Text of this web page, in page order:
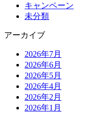
キャンペーン
未分類
アーカイブ
2026年7月
2026年6月
2026年5月
2026年4月
2026年2月
2026年1月